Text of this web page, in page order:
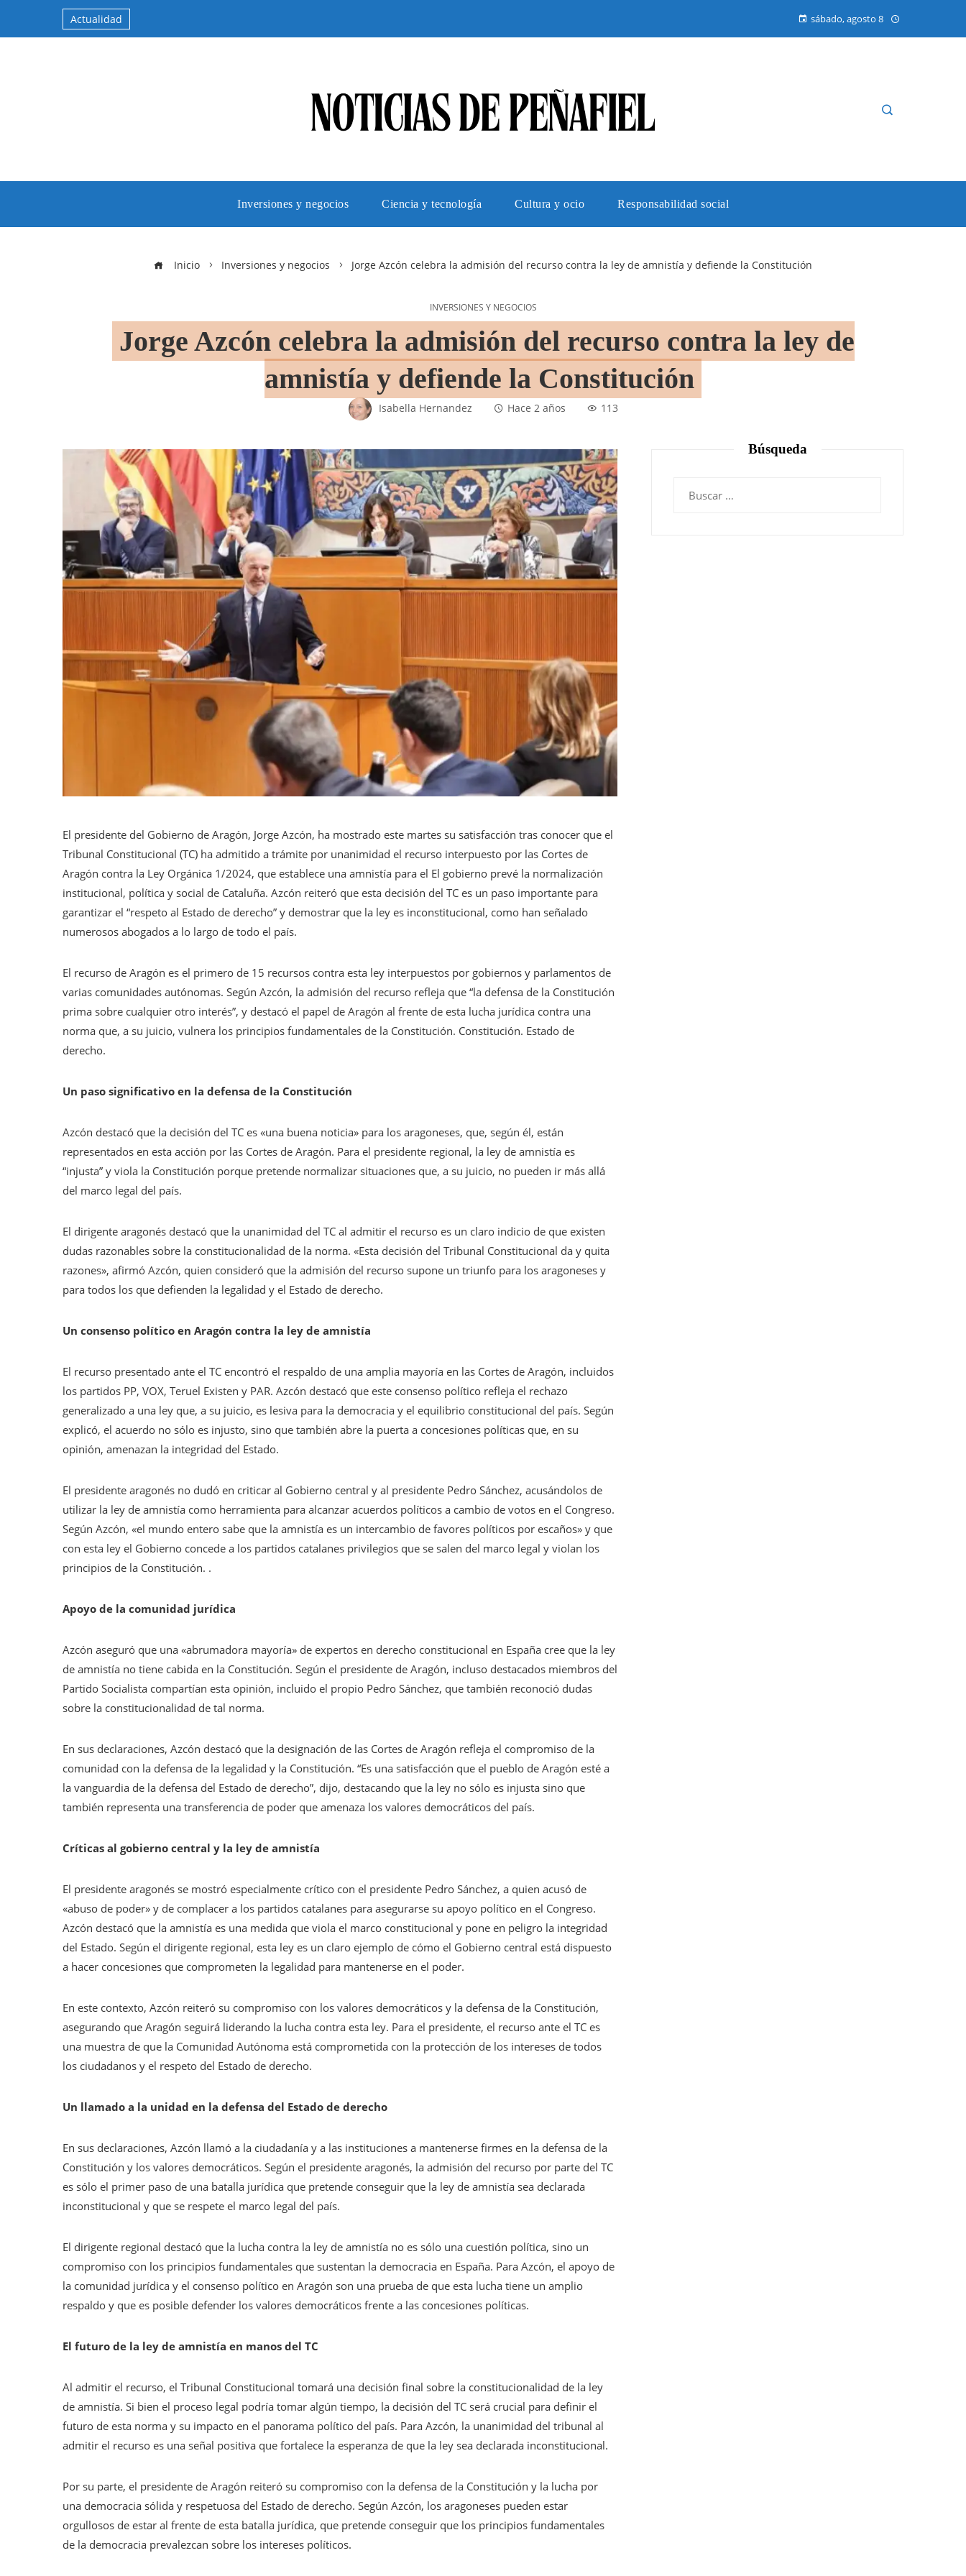
Actualidad sábado, agosto 8
Inversiones y negocios Ciencia y tecnología Cultura y ocio Responsabilidad social
Inicio Inversiones y negocios Jorge Azcón celebra la admisión del recurso contra la ley de amnistía y defiende la Constitución
INVERSIONES Y NEGOCIOS
Jorge Azcón celebra la admisión del recurso contra la ley de
amnistía y defiende la Constitución
Isabella Hernandez Hace 2 años 113
El presidente del Gobierno de Aragón, Jorge Azcón, ha mostrado este martes su satisfacción tras conocer que el
Tribunal Constitucional (TC) ha admitido a trámite por unanimidad el recurso interpuesto por las Cortes de
Aragón contra la Ley Orgánica 1/2024, que establece una amnistía para el El gobierno prevé la normalización
institucional, política y social de Cataluña. Azcón reiteró que esta decisión del TC es un paso importante para
garantizar el “respeto al Estado de derecho” y demostrar que la ley es inconstitucional, como han señalado
numerosos abogados a lo largo de todo el país.
El recurso de Aragón es el primero de 15 recursos contra esta ley interpuestos por gobiernos y parlamentos de
varias comunidades autónomas. Según Azcón, la admisión del recurso refleja que “la defensa de la Constitución
prima sobre cualquier otro interés”, y destacó el papel de Aragón al frente de esta lucha jurídica contra una
norma que, a su juicio, vulnera los principios fundamentales de la Constitución. Constitución. Estado de
derecho.
Un paso significativo en la defensa de la Constitución
Azcón destacó que la decisión del TC es «una buena noticia» para los aragoneses, que, según él, están
representados en esta acción por las Cortes de Aragón. Para el presidente regional, la ley de amnistía es
“injusta” y viola la Constitución porque pretende normalizar situaciones que, a su juicio, no pueden ir más allá
del marco legal del país.
El dirigente aragonés destacó que la unanimidad del TC al admitir el recurso es un claro indicio de que existen
dudas razonables sobre la constitucionalidad de la norma. «Esta decisión del Tribunal Constitucional da y quita
razones», afirmó Azcón, quien consideró que la admisión del recurso supone un triunfo para los aragoneses y
para todos los que defienden la legalidad y el Estado de derecho.
Un consenso político en Aragón contra la ley de amnistía
El recurso presentado ante el TC encontró el respaldo de una amplia mayoría en las Cortes de Aragón, incluidos
los partidos PP, VOX, Teruel Existen y PAR. Azcón destacó que este consenso político refleja el rechazo
generalizado a una ley que, a su juicio, es lesiva para la democracia y el equilibrio constitucional del país. Según
explicó, el acuerdo no sólo es injusto, sino que también abre la puerta a concesiones políticas que, en su
opinión, amenazan la integridad del Estado.
El presidente aragonés no dudó en criticar al Gobierno central y al presidente Pedro Sánchez, acusándolos de
utilizar la ley de amnistía como herramienta para alcanzar acuerdos políticos a cambio de votos en el Congreso.
Según Azcón, «el mundo entero sabe que la amnistía es un intercambio de favores políticos por escaños» y que
con esta ley el Gobierno concede a los partidos catalanes privilegios que se salen del marco legal y violan los
principios de la Constitución. .
Apoyo de la comunidad jurídica
Azcón aseguró que una «abrumadora mayoría» de expertos en derecho constitucional en España cree que la ley
de amnistía no tiene cabida en la Constitución. Según el presidente de Aragón, incluso destacados miembros del
Partido Socialista compartían esta opinión, incluido el propio Pedro Sánchez, que también reconoció dudas
sobre la constitucionalidad de tal norma.
En sus declaraciones, Azcón destacó que la designación de las Cortes de Aragón refleja el compromiso de la
comunidad con la defensa de la legalidad y la Constitución. “Es una satisfacción que el pueblo de Aragón esté a
la vanguardia de la defensa del Estado de derecho”, dijo, destacando que la ley no sólo es injusta sino que
también representa una transferencia de poder que amenaza los valores democráticos del país.
Críticas al gobierno central y la ley de amnistía
El presidente aragonés se mostró especialmente crítico con el presidente Pedro Sánchez, a quien acusó de
«abuso de poder» y de complacer a los partidos catalanes para asegurarse su apoyo político en el Congreso.
Azcón destacó que la amnistía es una medida que viola el marco constitucional y pone en peligro la integridad
del Estado. Según el dirigente regional, esta ley es un claro ejemplo de cómo el Gobierno central está dispuesto
a hacer concesiones que comprometen la legalidad para mantenerse en el poder.
En este contexto, Azcón reiteró su compromiso con los valores democráticos y la defensa de la Constitución,
asegurando que Aragón seguirá liderando la lucha contra esta ley. Para el presidente, el recurso ante el TC es
una muestra de que la Comunidad Autónoma está comprometida con la protección de los intereses de todos
los ciudadanos y el respeto del Estado de derecho.
Un llamado a la unidad en la defensa del Estado de derecho
En sus declaraciones, Azcón llamó a la ciudadanía y a las instituciones a mantenerse firmes en la defensa de la
Constitución y los valores democráticos. Según el presidente aragonés, la admisión del recurso por parte del TC
es sólo el primer paso de una batalla jurídica que pretende conseguir que la ley de amnistía sea declarada
inconstitucional y que se respete el marco legal del país.
El dirigente regional destacó que la lucha contra la ley de amnistía no es sólo una cuestión política, sino un
compromiso con los principios fundamentales que sustentan la democracia en España. Para Azcón, el apoyo de
la comunidad jurídica y el consenso político en Aragón son una prueba de que esta lucha tiene un amplio
respaldo y que es posible defender los valores democráticos frente a las concesiones políticas.
El futuro de la ley de amnistía en manos del TC
Al admitir el recurso, el Tribunal Constitucional tomará una decisión final sobre la constitucionalidad de la ley
de amnistía. Si bien el proceso legal podría tomar algún tiempo, la decisión del TC será crucial para definir el
futuro de esta norma y su impacto en el panorama político del país. Para Azcón, la unanimidad del tribunal al
admitir el recurso es una señal positiva que fortalece la esperanza de que la ley sea declarada inconstitucional.
Por su parte, el presidente de Aragón reiteró su compromiso con la defensa de la Constitución y la lucha por
una democracia sólida y respetuosa del Estado de derecho. Según Azcón, los aragoneses pueden estar
orgullosos de estar al frente de esta batalla jurídica, que pretende conseguir que los principios fundamentales
de la democracia prevalezcan sobre los intereses políticos.
Búsqueda